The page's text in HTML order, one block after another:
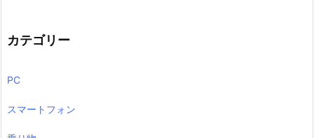
カテゴリー
PC
スマートフォン